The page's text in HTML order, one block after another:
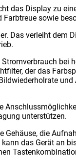
das Display zu
sowie
Das verleiht
der das
unterstützen.
die
das Gerät an